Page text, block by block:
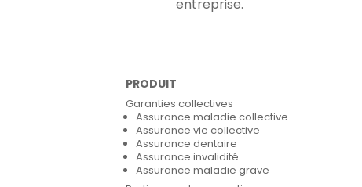
entreprise.
PRODUIT
Garanties collectives
Assurance maladie collective
Assurance vie collective
Assurance dentaire
Assurance invalidité
Assurance maladie grave